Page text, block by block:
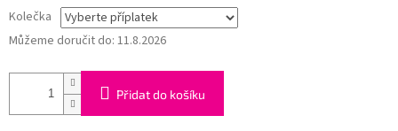
Kolečka
Můžeme doručit do: 11.8.2026
Přidat do košíku